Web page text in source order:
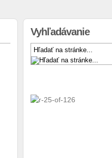
Vyhľadávanie